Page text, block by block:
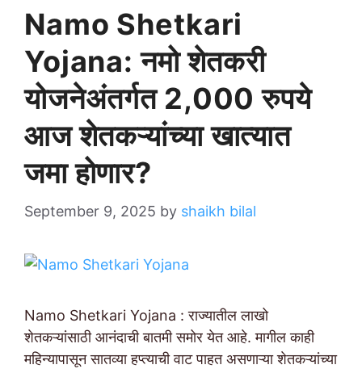
Namo Shetkari
Yojana: नमो शेतकरी
योजनेअंतर्गत 2,000 रुपये
आज शेतकऱ्यांच्या खात्यात
जमा होणार?
September 9, 2025 by shaikh bilal
Namo Shetkari Yojana : राज्यातील लाखो
शेतकऱ्यांसाठी आनंदाची बातमी समोर येत आहे. मागील काही
महिन्यापासून सातव्या हप्त्याची वाट पाहत असणाऱ्या शेतकऱ्यांच्या